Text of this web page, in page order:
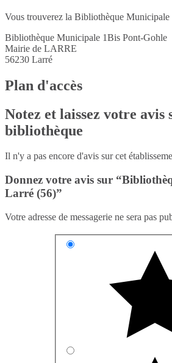
Vous trouverez la Bibliothèque Municipale
Bibliothèque Municipale 1Bis Pont-Gohle
Mairie de LARRE
56230 Larré
Plan d'accès
Notez et laissez votre avis
bibliothèque
Il n'y a pas encore d'avis sur cet
Donnez votre avis sur
Larré (56)”
Votre adresse de messagerie ne sera pas